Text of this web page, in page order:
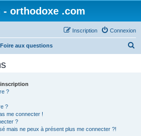
- orthodoxe .com
Connexion
Inscription
Foire aux questions
?
?
me connecter !
?
mais ne peux à présent plus me connecter ?!